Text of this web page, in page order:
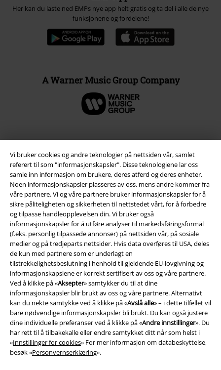
Vi bruker cookies og andre teknologier på nettsiden vår, samlet
referert til som "informasjonskapsler". Disse teknologiene lar oss
samle inn informasjon om brukere, deres atferd og deres enheter.
Noen informasjonskapsler plasseres av oss, mens andre kommer fra
våre partnere. Vi og våre partnere bruker informasjonskapsler for å
sikre påliteligheten og sikkerheten til nettstedet vårt, for å forbedre
og tilpasse handleopplevelsen din. Vi bruker også
informasjonskapsler for å utføre analyser til markedsføringsformål
(f.eks. personlig tilpassede annonser) på nettsiden vår, på sosiale
medier og på tredjeparts nettsider. Hvis data overføres til USA, deles
de kun med partnere som er underlagt en
tilstrekkelighetsbeslutning i henhold til gjeldende EU-lovgivning og
informasjonskapslene er korrekt sertifisert av oss og våre partnere.
Ved å klikke på «Aksepter» samtykker du til at dine
informasjonskapsler blir brukt av oss og våre partnere. Alternativt
kan du nekte samtykke ved å klikke på «Avslå alle» – i dette tilfellet vil
bare nødvendige informasjonskapsler bli brukt. Du kan også justere
dine individuelle preferanser ved å klikke på «Andre innstillinger». Du
har rett til å tilbakekalle eller endre samtykket ditt når som helst i
«Innstillinger for cookies» For mer informasjon om databeskyttelse,
besøk «Personvernserklæring».
Her kan du laste ned EMPs nye app helt gratis og ta del i alle de nye
funksjonene og fordelene!
A Warner Music Group Company
Juridisk informasjon/Vilkår
Vilkår
Impressum
Konfidensialitetserklæring
Avfallshåndtering og miljøbeskyttelse
Samsvarserklæring
Innstillinger for cookies